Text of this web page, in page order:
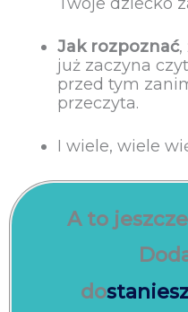
Jak rozpoznać,
już zaczyna
przed tym
przeczyta.
I wiele, wiele
A to
do